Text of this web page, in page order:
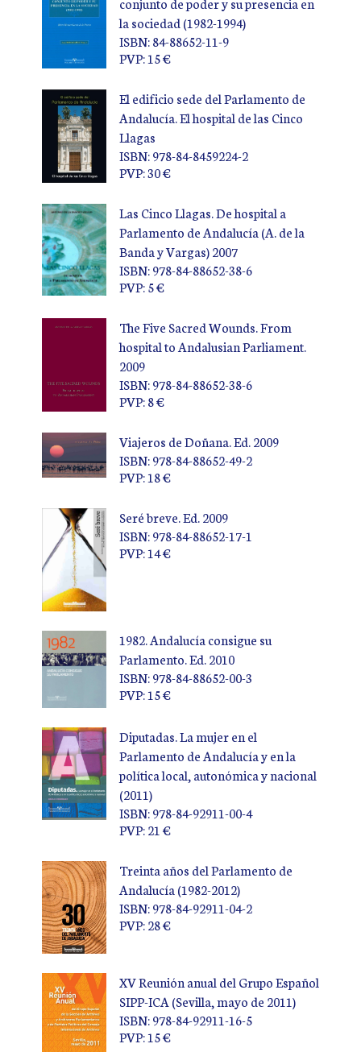
la sociedad (1982-1994)
ISBN: 84-88652-11-9
PVP: 15 €
El edificio sede del Parlamento de
Andalucía. El hospital de las Cinco
Llagas
ISBN: 978-84-8459224-2
PVP: 30 €
Las Cinco Llagas. De hospital a
Parlamento de Andalucía (A. de la
Banda y Vargas) 2007
ISBN: 978-84-88652-38-6
PVP: 5 €
The Five Sacred Wounds. From
hospital to Andalusian Parliament.
2009
ISBN: 978-84-88652-38-6
PVP: 8 €
Viajeros de Doñana. Ed. 2009
ISBN: 978-84-88652-49-2
PVP: 18 €
Seré breve. Ed. 2009
ISBN: 978-84-88652-17-1
PVP: 14 €
1982. Andalucía consigue su
Parlamento. Ed. 2010
ISBN: 978-84-88652-00-3
PVP: 15 €
Diputadas. La mujer en el
Parlamento de Andalucía y en la
política local, autonómica y nacional
(2011)
ISBN: 978-84-92911-00-4
PVP: 21 €
Treinta años del Parlamento de
Andalucía (1982-2012)
ISBN: 978-84-92911-04-2
PVP: 28 €
XV Reunión anual del Grupo Español
SIPP-ICA (Sevilla, mayo de 2011)
ISBN: 978-84-92911-16-5
PVP: 15 €